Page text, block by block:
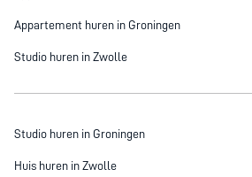
Appartement huren in Groningen
Studio huren in Zwolle
Studio huren in Groningen
Huis huren in Zwolle